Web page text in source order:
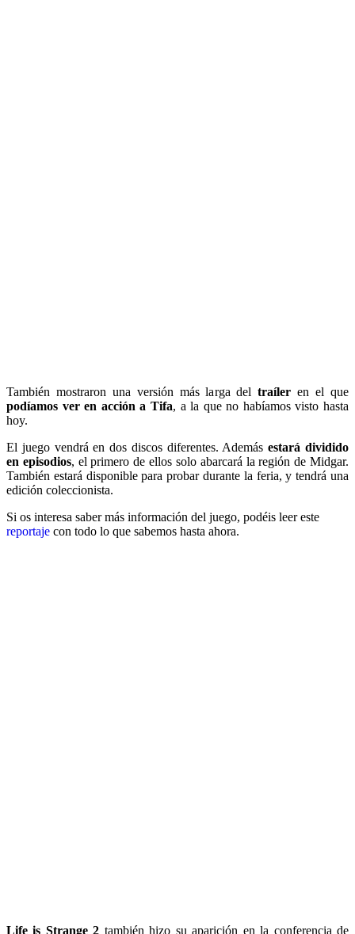
También mostraron una versión más larga deltraíler en el que
podíamos ver en acción a Tifa, a la que no habíamos visto hasta
hoy.
El juego vendrá en dos discos diferentes. Ademásestará dividido
en episodios, el primero de ellos solo abarcará la región de Midgar.
También estará disponible para probar durante la feria, y tendrá una
edición coleccionista.
Si os interesa saber más información del juego, podéis leer este
reportaje con todo lo que sabemos hasta ahora.
Life is Strange 2 también hizo su aparición en la conferencia de